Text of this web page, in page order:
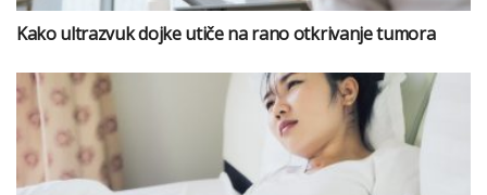
Kako ultrazvuk dojke utiče na rano otkrivanje tumora